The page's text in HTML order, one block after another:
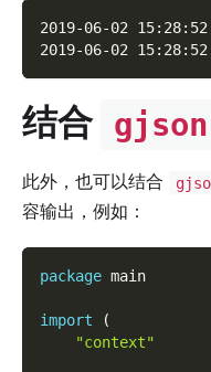
2019-06-02
2019-06-02
结合
此外，也可以结合
容输出，例如：
package main
import
(
"context"